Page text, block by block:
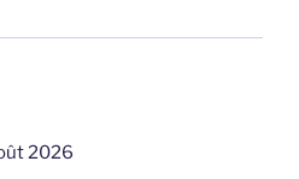
2026